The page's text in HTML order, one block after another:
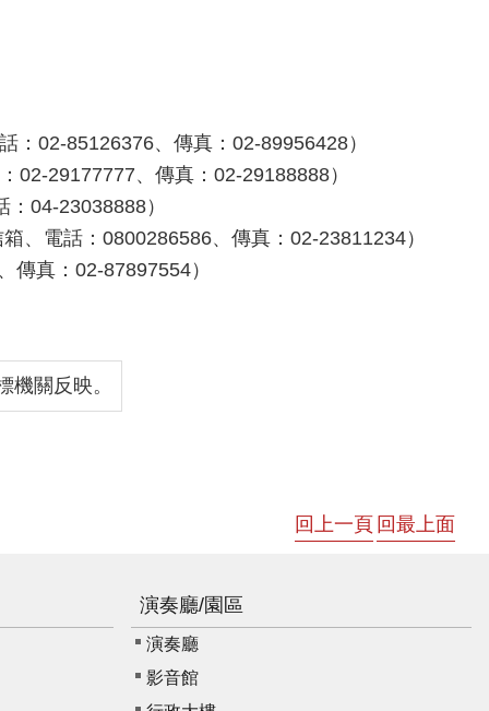
02-85126376、傳真：02-89956428）
02-29177777、傳真：02-29188888）
04-23038888）
、電話：0800286586、傳真：02-23811234）
真：02-87897554）
關反映。
回上一頁 回最上面
演奏廳/園區
演奏廳
影音館